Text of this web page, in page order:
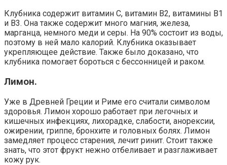
Клубника содержит витамин С, витамин В2, витамины В1
и В3. Она также содержит много магния, железа,
марганца, немного меди и серы. На 90% состоит из воды,
поэтому в ней мало калорий. Клубника оказывает
укрепляющее действие. Также было доказано, что
клубника помогает бороться с бессонницей и раком.
Лимон.
Уже в Древней Греции и Риме его считали символом
здоровья. Лимон хорошо работает при легочных и
кишечных инфекциях, лихорадке, слабости, анорексии,
ожирении, гриппе, бронхите и головных болях. Лимон
замедляет процесс старения, лечит ринит. Стоит также
знать, что этот фрукт нежно отбеливает и разглаживает
кожу рук.